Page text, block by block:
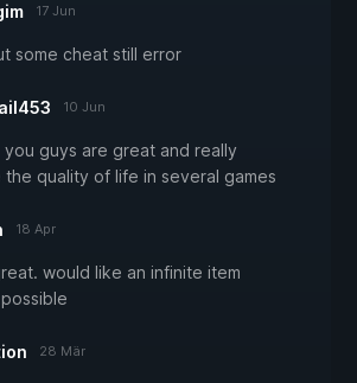
17 Jun
some cheat still error
10 Jun
you guys are great and really
the quality of life in several games
18 Apr
would like an infinite item
28 Mär